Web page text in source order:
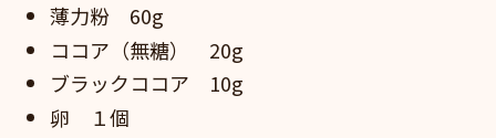
薄力粉 60g
ココア（無糖） 20g
ブラックココア 10g
卵 １個